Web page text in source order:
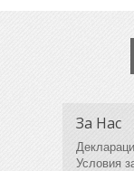
За Нас
Условия